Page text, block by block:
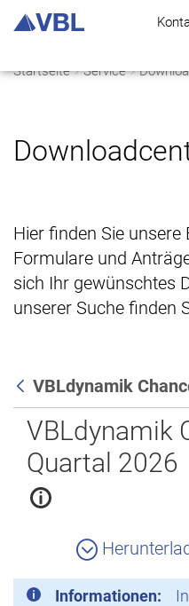
Startseite Service
Hier finden Sie unsere
Formulare und
sich Ihr gewünschtes
unserer Suche finden
Zurück
VBLdynamik
VBLdynamik
Quartal 2026
Informationen: